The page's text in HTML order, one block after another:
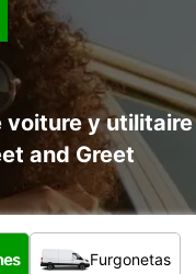
voiture y
and Greet
vehículo?
Furgonetas